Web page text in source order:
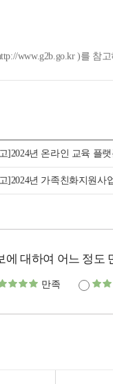
www.g2b.go.kr )를 참
]2024년 온라인 교육 플
]2024년 가족친화지원사
에 대하여 어느 정도
만족